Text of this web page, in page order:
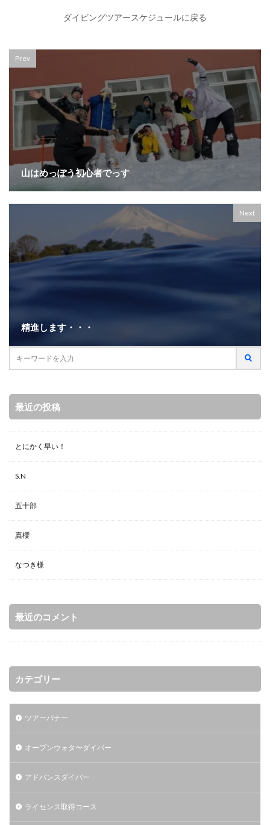
ダイビングツアースケジュールに戻る
Prev
山はめっぽう初心者でっす
Next
精進します・・・
最近の投稿
とにかく早い！
S.N
五十部
真櫻
なつき様
最近のコメント
カテゴリー
ツアーバナー
オープンウォタ〜ダイバー
アドバンスダイバー
ライセンス取得コース